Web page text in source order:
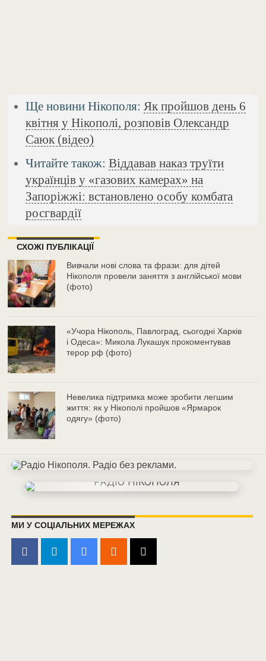
Ще новини Нікополя: Як пройшов день 6
квітня у Нікополі, розповів Олександр
Саюк (відео)
Читайте також:Віддавав наказ труїти
українців у «газових камерах» на
Запоріжжі: встановлено особу комбата
росгвардії
СХОЖІ ПУБЛІКАЦІЇ
Вивчали нові слова та фрази: для дітей
Нікополя провели заняття з англійської мови
(фото)
«Учора Нікополь, Павлоград, сьогодні Харків
і Одеса»: Микола Лукашук прокоментував
терор рф (фото)
Невелика підтримка може зробити легшим
життя: як у Нікополі пройшов «Ярмарок
одягу» (фото)
МИ У СОЦІАЛЬНИХ МЕРЕЖАХ